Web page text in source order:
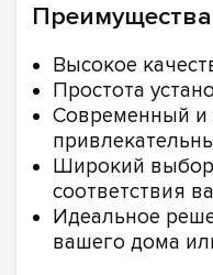
Высокое
Простота
Современный и
Широкий
соответствия
Идеальное
вашего дома